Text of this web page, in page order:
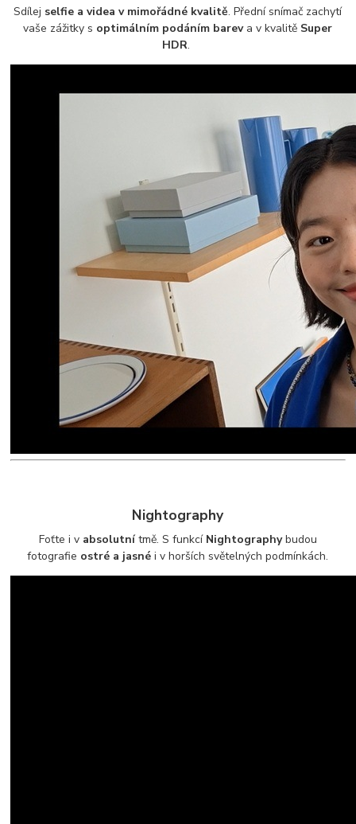
Sdílej selfie a videa v mimořádné kvalitě. Přední snímač zachytí
vaše zážitky s optimálním podáním barev a v kvalitě Super
HDR.
Nightography
Foťte i v absolutnítmě. S funkcí Nightographybudou
fotografie ostré a jasné i v horších světelných podmínkách.